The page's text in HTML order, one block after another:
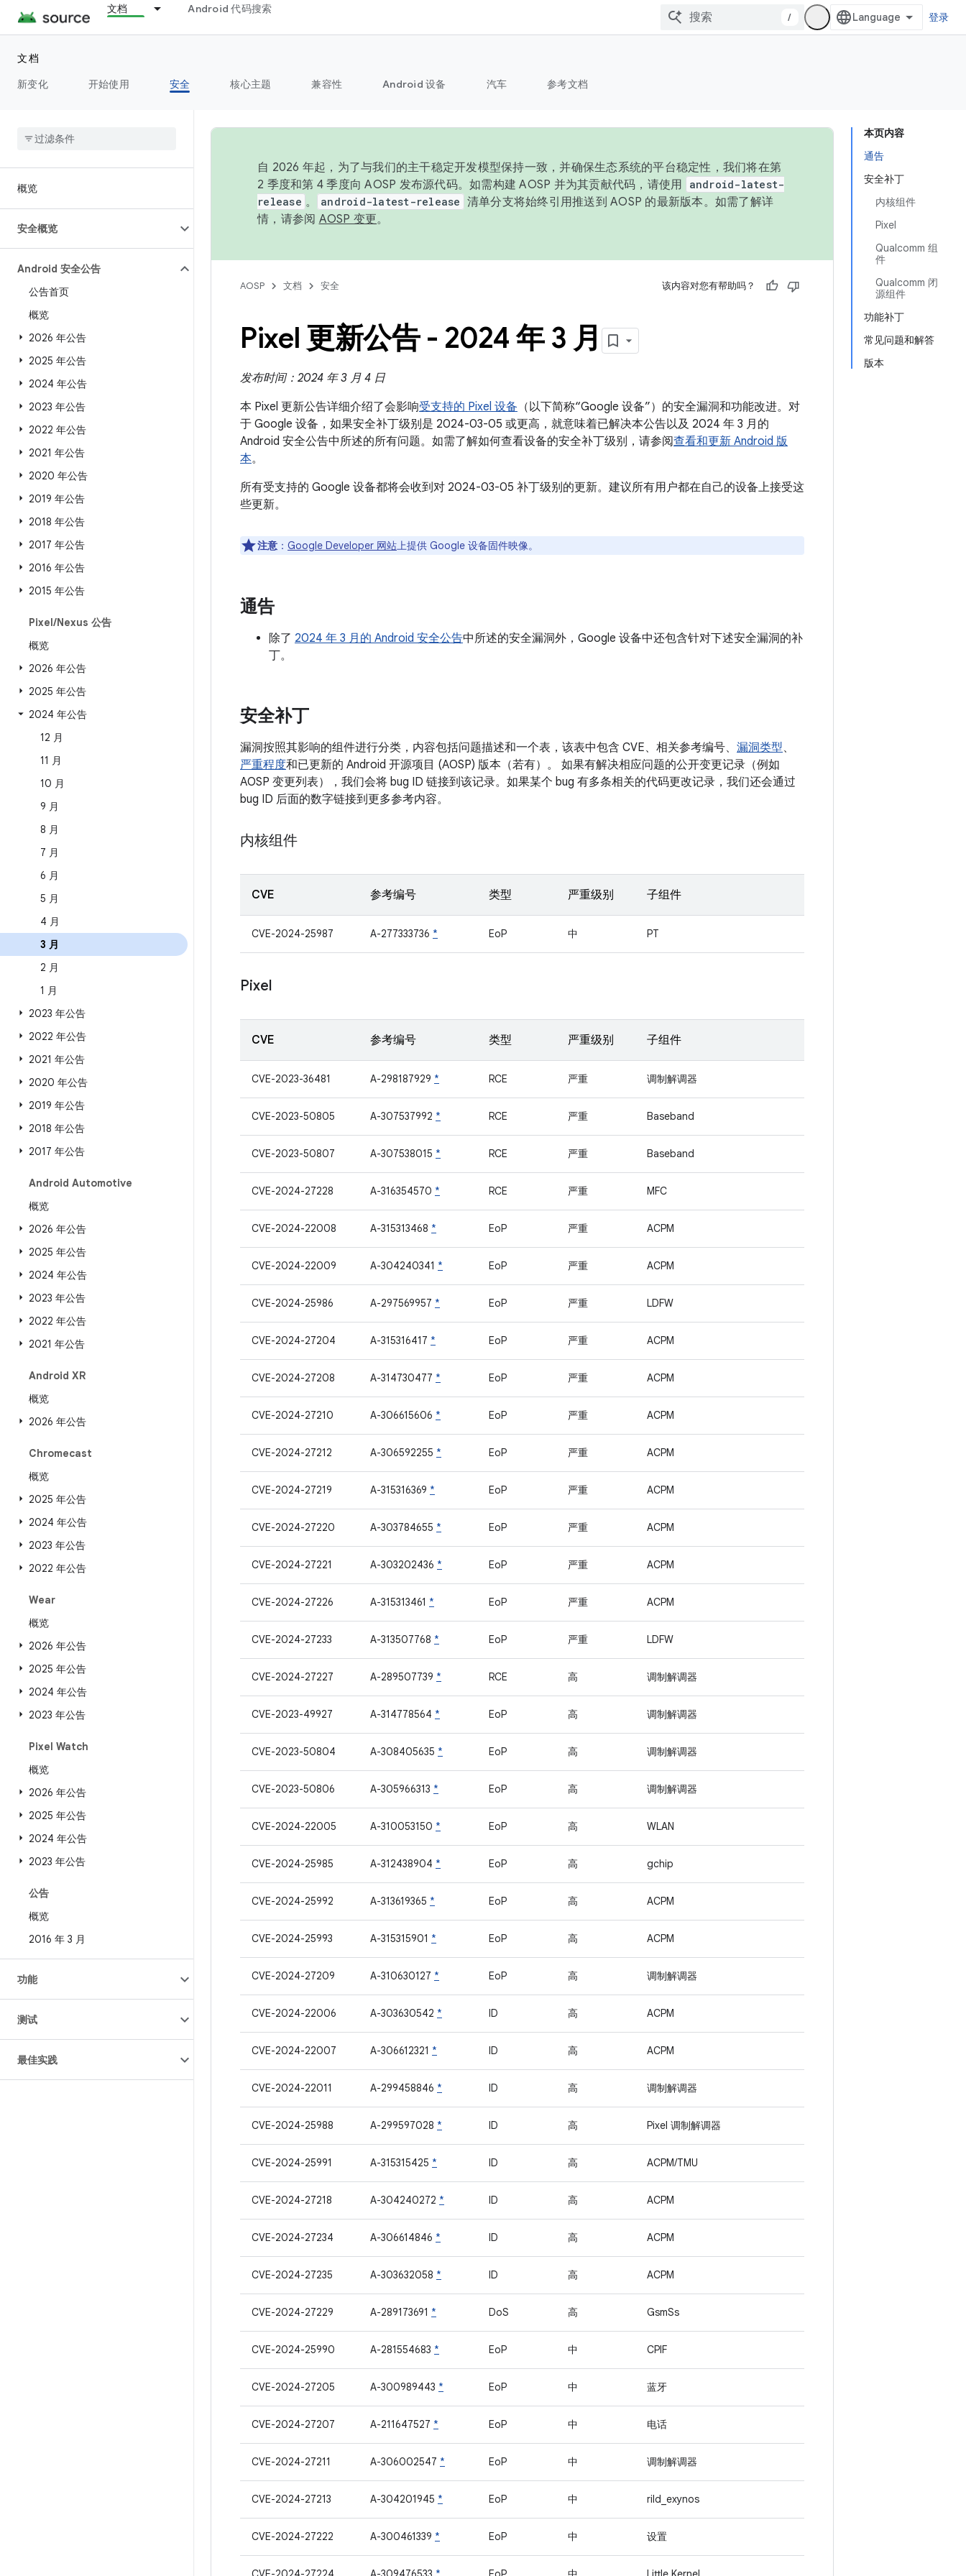
文档 Android 代码搜索
/ 登录
文档
新变化
开始使用 安全 核心主题 兼容性 Android 设备 汽车 参考文档
概览
安全概览
Android 安全公告
公告首页
概览
2026 年公告
2025 年公告
2024 年公告
2023 年公告
2022 年公告
2021 年公告
2020 年公告
2019 年公告
2018 年公告
2017 年公告
2016 年公告
2015 年公告
Pixel/Nexus 公告
概览
2026 年公告
2025 年公告
2024 年公告
12 月
11 月
10 月
9 月
8 月
7 月
6 月
5 月
4 月
3 月
2 月
1 月
2023 年公告
2022 年公告
2021 年公告
2020 年公告
2019 年公告
2018 年公告
2017 年公告
Android Automotive
概览
2026 年公告
2025 年公告
2024 年公告
2023 年公告
2022 年公告
2021 年公告
Android XR
概览
2026 年公告
Chromecast
概览
2025 年公告
2024 年公告
2023 年公告
2022 年公告
Wear
概览
2026 年公告
2025 年公告
2024 年公告
2023 年公告
Pixel Watch
概览
2026 年公告
2025 年公告
2024 年公告
2023 年公告
公告
概览
2016 年 3 月
功能
测试
最佳实践
本页内容
通告
安全补丁
内核组件
Pixel
Qualcomm 组
件
Qualcomm 闭
源组件
功能补丁
常见问题和解答
版本
自 2026 年起，为了与我们的主干稳定开发模型保持一致，并确保生态系统的平台稳定性，我们将在第
2 季度和第 4 季度向 AOSP 发布源代码。如需构建 AOSP 并为其贡献代码，请使用
android-latest-
release 。 android-latest-release 清单分支将始终引用推送到 AOSP 的最新版本。如需了解详
情，请参阅 AOSP 变更。
AOSP 文档 安全 该内容对您有帮助吗？
Pixel 更新公告 - 2024 年 3 月
发布时间：2024 年 3 月 4 日
本 Pixel 更新公告详细介绍了会影响受支持的 Pixel 设备 （以下简称“Google 设备”）的安全漏洞和功能改进。对
于 Google 设备，如果安全补丁级别是 2024-03-05 或更高，就意味着已解决本公告以及 2024 年 3 月的
Android 安全公告中所述的所有问题。如需了解如何查看设备的安全补丁级别，请参阅查看和更新 Android 版
本。
所有受支持的 Google 设备都将会收到对 2024-03-05 补丁级别的更新。建议所有用户都在自己的设备上接受这
些更新。
注意 ： Google Developer 网站上提供 Google 设备固件映像。
通告
除了 2024 年 3 月的 Android 安全公告中所述的安全漏洞外，Google 设备中还包含针对下述安全漏洞的补
丁。
安全补丁
漏洞按照其影响的组件进行分类，内容包括问题描述和一个表，该表中包含 CVE、相关参考编号、 漏洞类型、
严重程度和已更新的 Android 开源项目 (AOSP) 版本（若有）。 如果有解决相应问题的公开变更记录（例如
AOSP 变更列表），我们会将 bug ID 链接到该记录。如果某个 bug 有多条相关的代码更改记录，我们还会通过
bug ID 后面的数字链接到更多参考内容。
内核组件
CVE 参考编号 类型 严重级别 子组件
CVE-2024-25987 A-277333736 * EoP 中 PT
Pixel
CVE 参考编号 类型 严重级别 子组件
CVE-2023-36481 A-298187929 * RCE 严重 调制解调器
CVE-2023-50805 A-307537992 * RCE 严重 Baseband
CVE-2023-50807 A-307538015 * RCE 严重 Baseband
CVE-2024-27228 A-316354570 * RCE 严重 MFC
CVE-2024-22008 A-315313468 * EoP 严重 ACPM
CVE-2024-22009 A-304240341 * EoP 严重 ACPM
CVE-2024-25986 A-297569957 * EoP 严重 LDFW
CVE-2024-27204 A-315316417 * EoP 严重 ACPM
CVE-2024-27208 A-314730477 * EoP 严重 ACPM
CVE-2024-27210 A-306615606 * EoP 严重 ACPM
CVE-2024-27212 A-306592255 * EoP 严重 ACPM
CVE-2024-27219 A-315316369 * EoP 严重 ACPM
CVE-2024-27220 A-303784655 * EoP 严重 ACPM
CVE-2024-27221 A-303202436 * EoP 严重 ACPM
CVE-2024-27226 A-315313461 * EoP 严重 ACPM
CVE-2024-27233 A-313507768 * EoP 严重 LDFW
CVE-2024-27227 A-289507739 * RCE 高 调制解调器
CVE-2023-49927 A-314778564 * EoP 高 调制解调器
CVE-2023-50804 A-308405635 * EoP 高 调制解调器
CVE-2023-50806 A-305966313 * EoP 高 调制解调器
CVE-2024-22005 A-310053150 * EoP 高 WLAN
CVE-2024-25985 A-312438904 * EoP 高 gchip
CVE-2024-25992 A-313619365 * EoP 高 ACPM
CVE-2024-25993 A-315315901 * EoP 高 ACPM
CVE-2024-27209 A-310630127 * EoP 高 调制解调器
CVE-2024-22006 A-303630542 * ID 高 ACPM
CVE-2024-22007 A-306612321 * ID 高 ACPM
CVE-2024-22011 A-299458846 * ID 高 调制解调器
CVE-2024-25988 A-299597028 * ID 高 Pixel 调制解调器
CVE-2024-25991 A-315315425 * ID 高 ACPM/TMU
CVE-2024-27218 A-304240272 * ID 高 ACPM
CVE-2024-27234 A-306614846 * ID 高 ACPM
CVE-2024-27235 A-303632058 * ID 高 ACPM
CVE-2024-27229 A-289173691 * DoS 高 GsmSs
CVE-2024-25990 A-281554683 * EoP 中 CPIF
CVE-2024-27205 A-300989443 * EoP 中 蓝牙
CVE-2024-27207 A-211647527 * EoP 中 电话
CVE-2024-27211 A-306002547 * EoP 中 调制解调器
CVE-2024-27213 A-304201945 * EoP 中 rild_exynos
CVE-2024-27222 A-300461339 * EoP 中 设置